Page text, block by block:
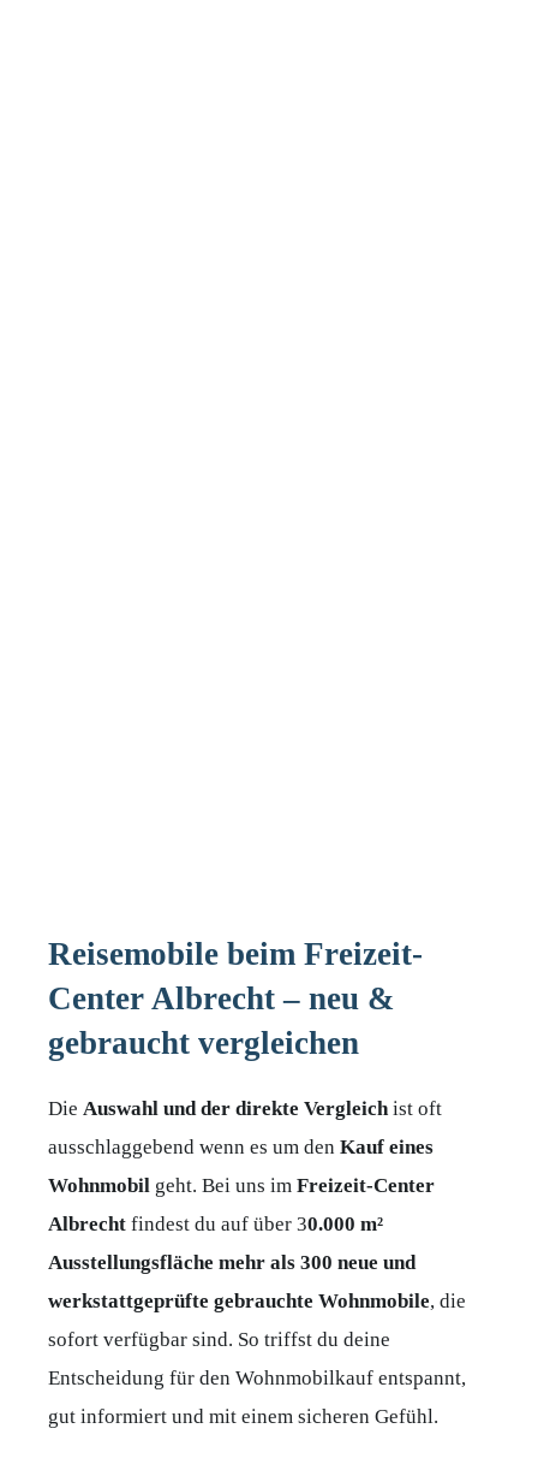
Reisemobile beim Freizeit-
Center Albrecht – neu &
gebraucht vergleichen
Die Auswahl und der direkte Vergleich ist oft
ausschlaggebend wenn es um den Kauf eines
Wohnmobil geht. Bei uns im Freizeit-Center
Albrecht findest du auf über 30.000 m²
Ausstellungsfläche mehr als 300 neue und
werkstattgeprüfte gebrauchte Wohnmobile, die
sofort verfügbar sind. So triffst du deine
Entscheidung für den Wohnmobilkauf entspannt,
gut informiert und mit einem sicheren Gefühl.